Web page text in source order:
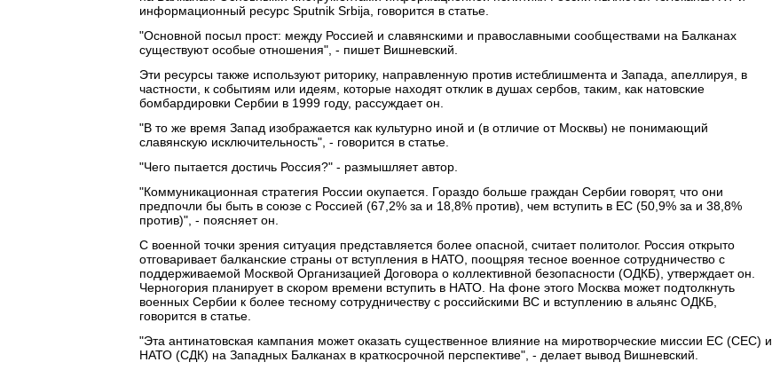
информационный ресурс Sputnik Srbija, говорится в статье.
"Основной посыл прост: между Россией и славянскими и православными сообществами на Балканах
существуют особые отношения", - пишет Вишневский.
Эти ресурсы также используют риторику, направленную против истеблишмента и Запада, апеллируя, в
частности, к событиям или идеям, которые находят отклик в душах сербов, таким, как натовские
бомбардировки Сербии в 1999 году, рассуждает он.
"В то же время Запад изображается как культурно иной и (в отличие от Москвы) не понимающий
славянскую исключительность", - говорится в статье.
"Чего пытается достичь Россия?" - размышляет автор.
"Коммуникационная стратегия России окупается. Гораздо больше граждан Сербии говорят, что они
предпочли бы быть в союзе с Россией (67,2% за и 18,8% против), чем вступить в ЕС (50,9% за и 38,8%
против)", - поясняет он.
С военной точки зрения ситуация представляется более опасной, считает политолог. Россия открыто
отговаривает балканские страны от вступления в НАТО, поощряя тесное военное сотрудничество с
поддерживаемой Москвой Организацией Договора о коллективной безопасности (ОДКБ), утверждает он.
Черногория планирует в скором времени вступить в НАТО. На фоне этого Москва может подтолкнуть
военных Сербии к более тесному сотрудничеству с российскими ВС и вступлению в альянс ОДКБ,
говорится в статье.
"Эта антинатовская кампания может оказать существенное влияние на миротворческие миссии ЕС (СЕС) и
НАТО (СДК) на Западных Балканах в краткосрочной перспективе", - делает вывод Вишневский.